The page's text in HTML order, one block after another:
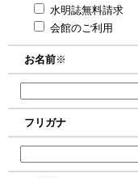
水明誌無料請求
会館のご利用
お名前※
フリガナ